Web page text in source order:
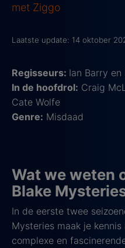
met Ziggo
Laatste update: 14 oktober
Regisseurs: Ian Barry en
In de hoofdrol: Craig
Cate Wolfe
Genre: Misdaad
Wat we weten
Blake
In de eerste twee
Mysteries maak je
complexe en